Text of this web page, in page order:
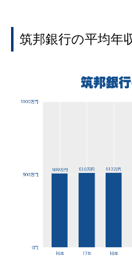
筑邦銀行の平均年